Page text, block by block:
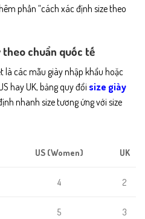
phần “cách xác định size theo
chuẩn quốc tế
là các mẫu giày nhập khẩu hoặc
hay UK, bảng quy đổi size giày
nhanh size tương ứng với size
US (Women) UK
4 2
5 3